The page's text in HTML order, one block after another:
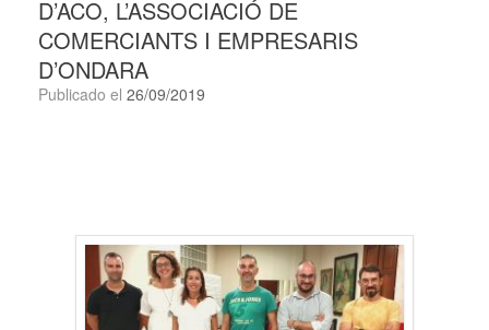
D’ACO, L’ASSOCIACIÓ DE
COMERCIANTS I EMPRESARIS
D’ONDARA
Publicado el 26/09/2019